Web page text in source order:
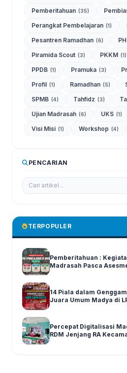
Pemberitahuan (35)
Perangkat Pembelajaran (1)
Pesantren Ramadhan (6)
Piramida Scout (3) PKKM (1)
PPDB (1) Pramuka (3)
Profil (1) Ramadhan (5)
SPMB (4) Tahfidz (3)
Ujian Madrasah (6) UKS (1)
Visi Misi (1) Workshop (4)
PENCARIAN
TERPOPULER
Pemberitahuan :
Madrasah Pasca
14 Piala dalam
Juara Umum Madya di
Percepat Digitalisasi
RDM Jenjang RA